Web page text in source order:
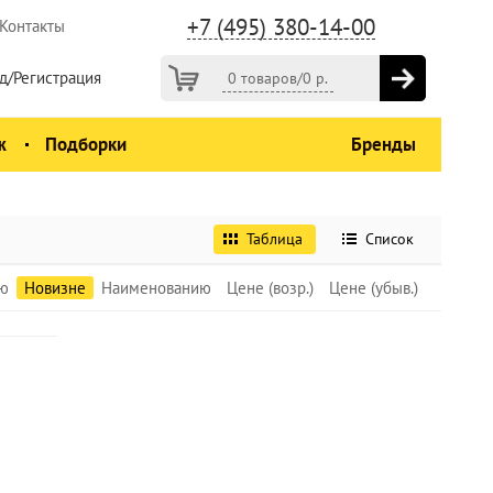
+7 (495) 380-14-00
Контакты
0 товаров/0 р.
Регистрация
Подборки Бренды
Таблица Список
Новизне Наименованию Цене (возр.) Цене (убыв.)